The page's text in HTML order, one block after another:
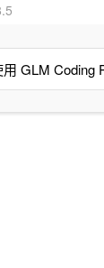
GLM Coding